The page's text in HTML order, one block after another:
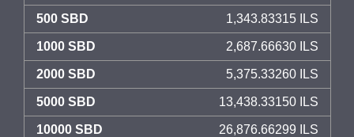
500 SBD 1,343.83315 ILS
1000 SBD 2,687.66630 ILS
2000 SBD 5,375.33260 ILS
5000 SBD 13,438.33150 ILS
10000 SBD 26,876.66299 ILS